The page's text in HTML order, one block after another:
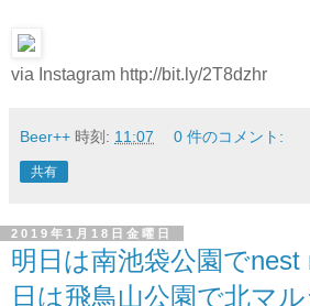
via Instagram http://bit.ly/2T8dzhr
Beer++ 時刻: 11:07 0 件のコメント:
共有
2019年1月18日金曜日
明日は南池袋公園でnest
日は飛鳥山公園で北マ